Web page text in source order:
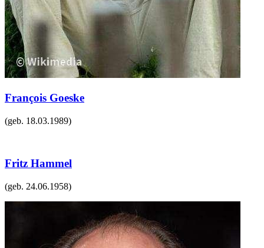
François Goeske
(geb. 18.03.1989)
Fritz Hammel
(geb. 24.06.1958)